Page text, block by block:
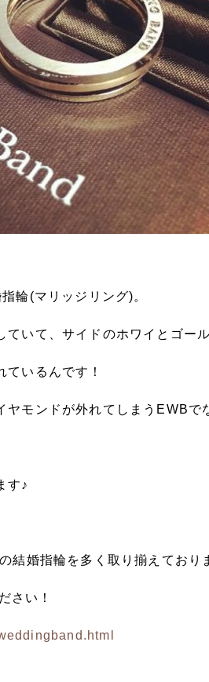
輪(マリッジリング)。
いて、サイドのホワイとゴー
いるんです！
ヤモンドが外れてしまうEWBで
す♪
結婚指輪を多く取り揃えており
さい！